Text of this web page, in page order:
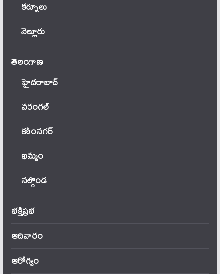
కర్నూలు
నెల్లూరు
తెలంగాణ‌
హైదరాబాద్
వ‌రంగ‌ల్
కరీంనగర్
ఖ‌మ్మం
నల్గొండ
భక్తిప్రభ
ఆదివారం
ఆరోగ్యం